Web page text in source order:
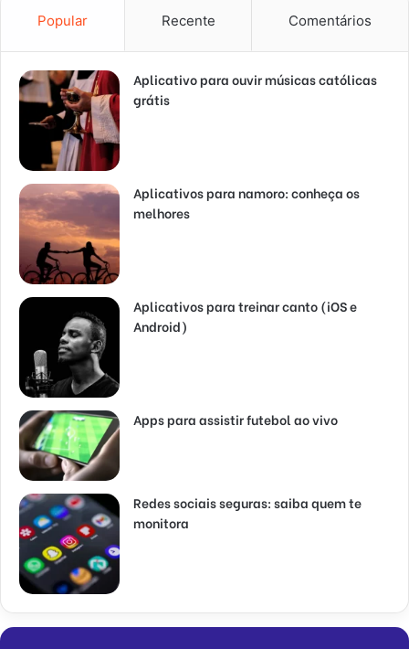
Popular Recente Comentários
Aplicativo para ouvir músicas católicas
grátis
Aplicativos para namoro: conheça os
melhores
Aplicativos para treinar canto (iOS e
Android)
Apps para assistir futebol ao vivo
Redes sociais seguras: saiba quem te
monitora